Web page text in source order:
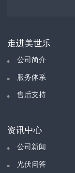
走进美世乐
公司简介
服务体系
售后支持
资讯中心
公司新闻
光伏问答